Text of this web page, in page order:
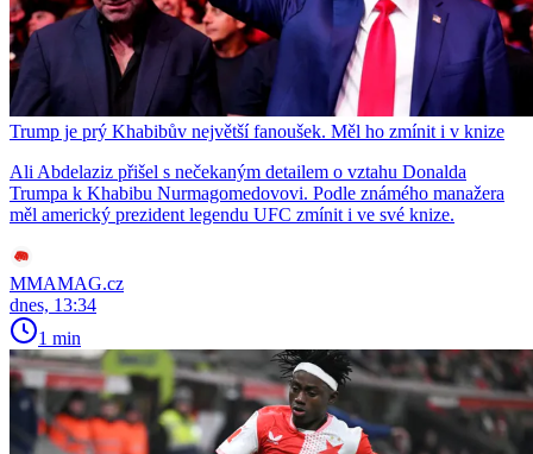
Trump je prý Khabibův největší fanoušek. Měl ho zmínit i v knize
Ali Abdelaziz přišel s nečekaným detailem o vztahu Donalda
Trumpa k Khabibu Nurmagomedovovi. Podle známého manažera
měl americký prezident legendu UFC zmínit i ve své knize.
MMAMAG.cz
dnes, 13:34
1 min